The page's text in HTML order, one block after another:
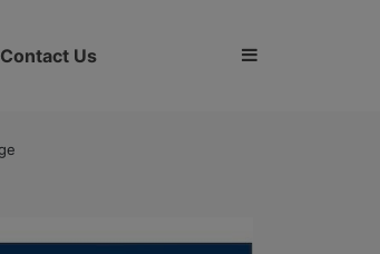
Contact Us Sidebar